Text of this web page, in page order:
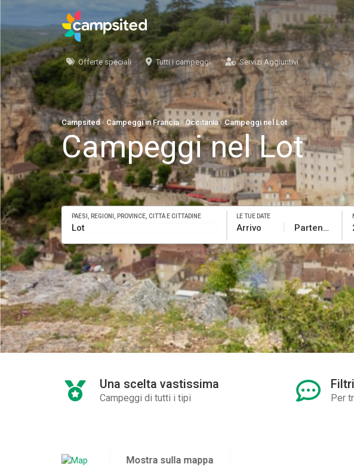
Offerte speciali Tutti i campeggi Servizi Aggiuntivi
Campsited Campeggi in Francia Occitania Campeggi nel Lot
Campeggi nel Lot
PAESI, REGIONI, PROVINCE, CITTÀ E CITTADINE LE TUE DATE
Arrivo Partenza
Una scelta vastissima
Campeggi di tutti i tipi Per
Mostra sulla mappa